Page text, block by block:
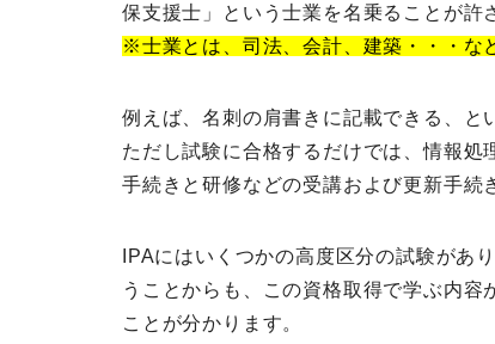
保支援士」という士業を名乗ることが許
※士業とは、司法、会計、建築・・・な
例えば、名刺の肩書きに記載できる、と
ただし試験に合格するだけでは、情報
手続きと研修などの受講および更新手続
IPAにはいくつかの高度区分の試験があ
うことからも、この資格取得で学ぶ内
ことが分かります。